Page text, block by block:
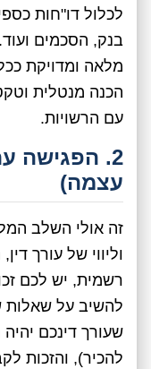
לכלול דו"חות
בנק, הסכמים
מלאה ומדויקת
הכנה מנטלית
עם הרשויות.
2. הפגישה
עצמה)
זה אולי השלב
וליווי של עורך
רשמית, יש לכם
להשיב על שאלות
שעורך דינכם
להכיר), והזכות